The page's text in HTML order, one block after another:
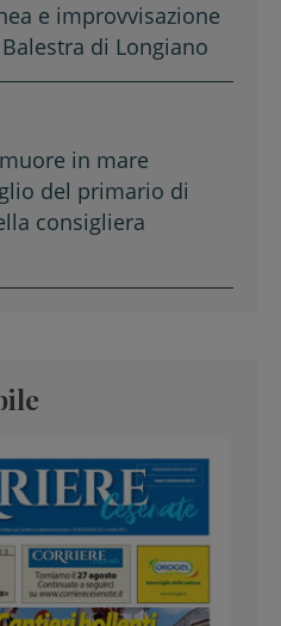
e improvvisazione
di Longiano
in mare
del primario di
consigliera